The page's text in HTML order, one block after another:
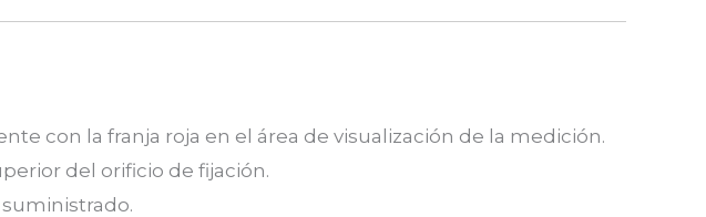
con la franja roja en el área de visualización de la medición.
del orificio de fijación.